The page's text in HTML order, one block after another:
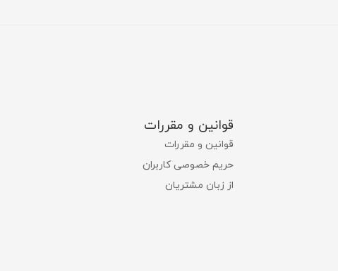
قوانین و مقررات
قوانین و مقررات
حریم خصوصی کاربران
از زبان مشتریان